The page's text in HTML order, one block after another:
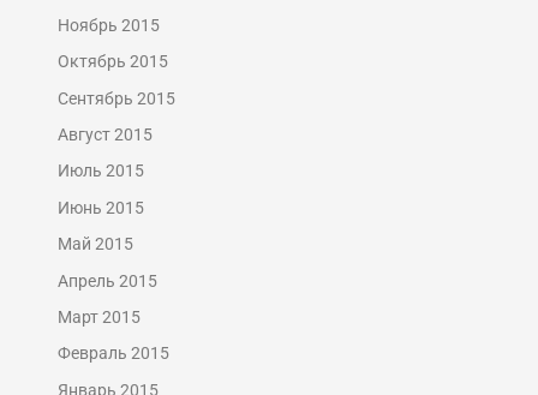
Ноябрь 2015
Октябрь 2015
Сентябрь 2015
Август 2015
Июль 2015
Июнь 2015
Май 2015
Апрель 2015
Март 2015
Февраль 2015
Январь 2015